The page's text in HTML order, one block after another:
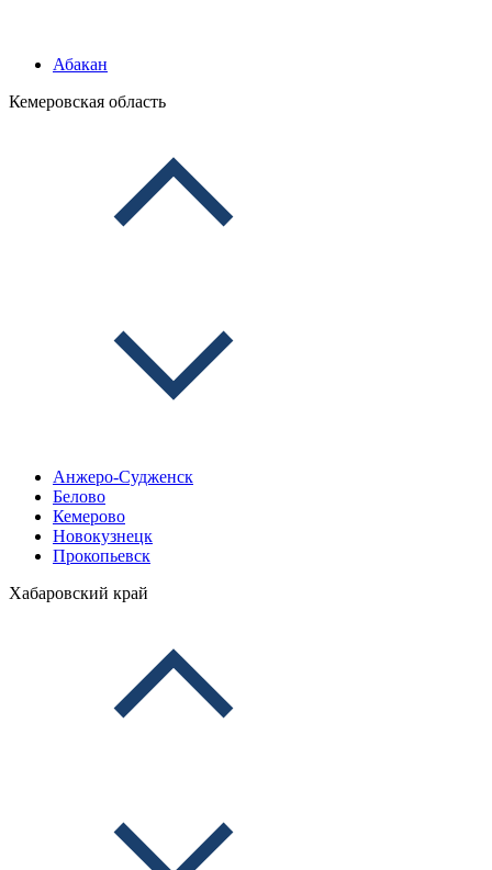
Абакан
Кемеровская область
Анжеро-Судженск
Белово
Кемерово
Новокузнецк
Прокопьевск
Хабаровский край